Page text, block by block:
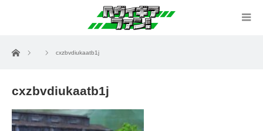
ホーム cxzbvdiukaatb1j
cxzbvdiukaatb1j